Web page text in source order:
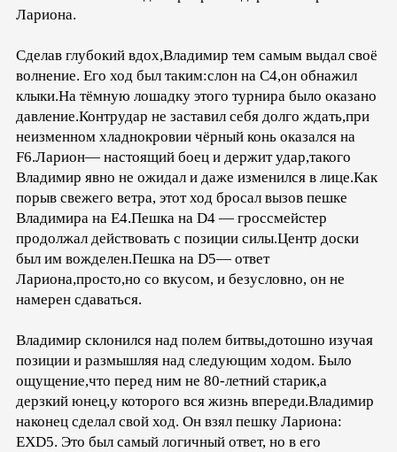
Лариона.
Сделав глубокий вдох,Владимир тем самым выдал своё
волнение. Его ход был таким:слон на С4,он обнажил
клыки.На тёмную лошадку этого турнира было оказано
давление.Контрудар не заставил себя долго ждать,при
неизменном хладнокровии чёрный конь оказался на
F6.Ларион— настоящий боец и держит удар,такого
Владимир явно не ожидал и даже изменился в лице.Как
порыв свежего ветра, этот ход бросал вызов пешке
Владимира на E4.Пешка на D4 — гроссмейстер
продолжал действовать с позиции силы.Центр доски
был им вожделен.Пешка на D5— ответ
Лариона,просто,но со вкусом, и безусловно, он не
намерен сдаваться.
Владимир склонился над полем битвы,дотошно изучая
позиции и размышляя над следующим ходом. Было
ощущение,что перед ним не 80-летний старик,а
дерзкий юнец,у которого вся жизнь впереди.Владимир
наконец сделал свой ход. Он взял пешку Лариона:
EXD5. Это был самый логичный ответ, но в его